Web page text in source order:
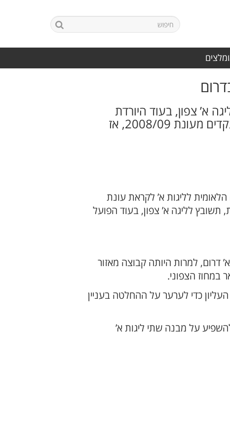
א’ צפון, בעוד היורדת
השנייה, הפועל חדרה, תשחק בליגה א’ דרום. ההחלטה התקבלה בהתאם לתקדים מעונת 2008/09, אז
לליגות א’ לקראת עונת
תשובץ לליגה א’ צפון, בעוד הפועל
שובצה הפועל חדרה לליגה א’ דרום, למרות היותה קבוצה מאזור
במחוז הצפוני.
כדי לערער על ההחלטה בעניין
על מבנה שתי ליגות א’